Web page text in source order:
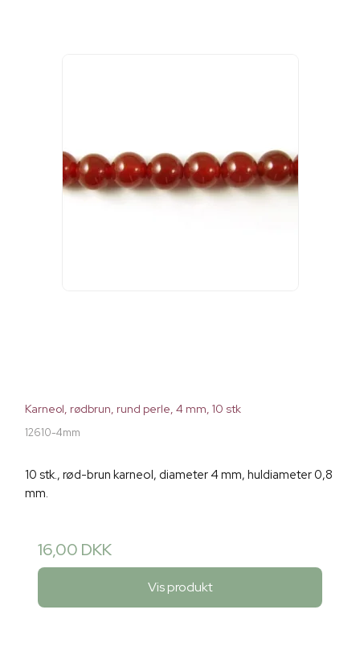
Karneol, rødbrun, rund perle, 4 mm, 10 stk
12610-4mm
10 stk., rød-brun karneol, diameter 4 mm, huldiameter 0,8
mm.
16,00 DKK
Vis produkt